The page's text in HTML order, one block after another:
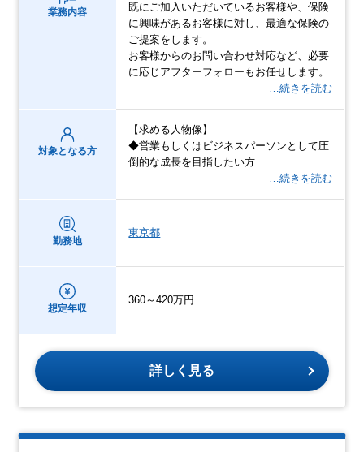
業務内容
既にご加入いただいているお客様や、保険
に興味があるお客様に対し、最適な保険の
ご提案をします。
お客様からのお問い合わせ対応など、必要
に応じアフターフォローもお任せします。
…続きを読む
対象となる方
【求める人物像】
◆営業もしくはビジネスパーソンとして圧
倒的な成長を目指したい方
…続きを読む
勤務地
東京都
想定年収
360～420万円
詳しく見る